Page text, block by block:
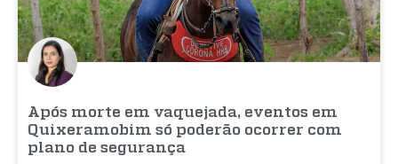
Após morte em vaquejada, eventos em
Quixeramobim só poderão ocorrer com
plano de segurança